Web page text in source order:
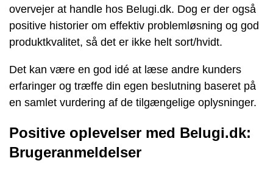
overvejer at handle hos Belugi.dk. Dog er der også
positive historier om effektiv problemløsning og god
produktkvalitet, så det er ikke helt sort/hvidt.
Det kan være en god idé at læse andre kunders
erfaringer og træffe din egen beslutning baseret på
en samlet vurdering af de tilgængelige oplysninger.
Positive oplevelser med Belugi.dk:
Brugeranmeldelser